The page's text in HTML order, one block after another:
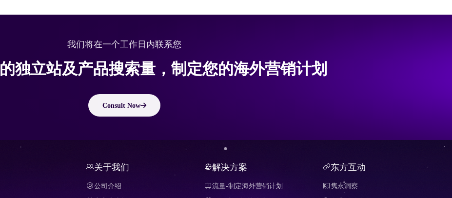
我们将在一个工作日内联系您
独立站及产品搜索量，制定您的海外营销计划
Consult Now
关于我们
公司介绍
解决方案
流量-制定海外营销计划
东方互动
隽永洞察